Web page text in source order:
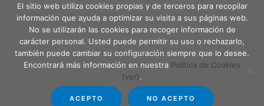
Aviso Legal
Política de Privacidad
Política de Cookies
Copyright © 2026 Entabla Clases de skate en Madrid
El sitio web utiliza cookies propias y de terceros para recopilar
información que ayuda a optimizar su visita a sus páginas web.
No se utilizarán las cookies para recoger información de
carácter personal. Usted puede permitir su uso o rechazarlo,
también puede cambiar su configuración siempre que lo desee.
Encontrará más información en nuestra Política de Cookies
(ver).
ACEPTO NO ACEPTO